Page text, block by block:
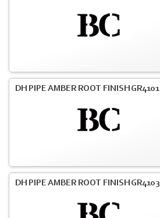
DH PIPE AMBER ROOT FINISH GR4101
DH PIPE AMBER ROOT FINISH GR4103